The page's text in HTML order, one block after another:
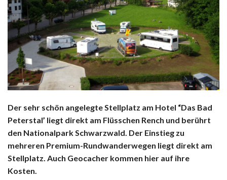
Der sehr schön angelegte Stellplatz am Hotel “Das Bad
Peterstal’ liegt direkt am Flüsschen Rench und berührt
den Nationalpark Schwarz­wald. Der Einstieg zu
mehreren Premium-Rundwanderwegen liegt direkt am
Stellplatz. Auch Geocacher kommen hier auf ihre
Kosten.